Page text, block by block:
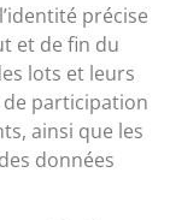
précise
et de fin du
lots et leurs
participation
ainsi que les
données